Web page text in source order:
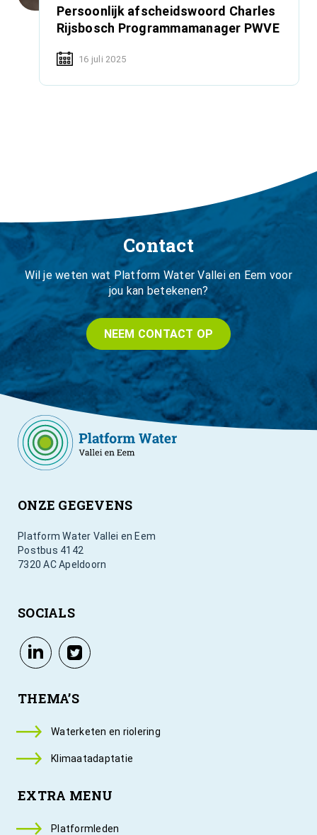
Persoonlijk afscheidswoord Charles
Rijsbosch Programmamanager PWVE
16 juli 2025
Contact
Wil je weten wat Platform Water Vallei en Eem voor
jou kan betekenen?
NEEM CONTACT OP
ONZE GEGEVENS
Platform Water Vallei en Eem
Postbus 4142
7320 AC Apeldoorn
SOCIALS
THEMA’S
Waterketen en riolering
Klimaatadaptatie
EXTRA MENU
Platformleden